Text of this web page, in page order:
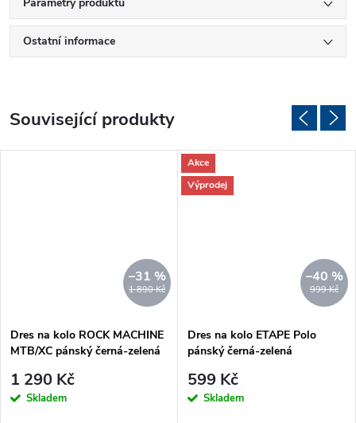
Ostatní informace
Související produkty
1 890 Kč
–31 %
Dres na kolo ROCK MACHINE
MTB/XC pánský černá-zelená
1 290 Kč
Skladem
Akce
Výprodej
999 Kč
–40 %
Dres na kolo ETAPE Polo
pánský černá-zelená
599 Kč
Skladem